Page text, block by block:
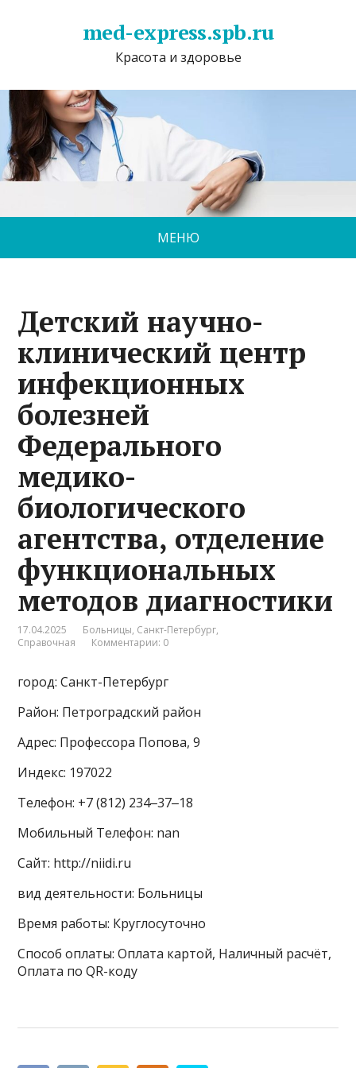
med-express.spb.ru
Красота и здоровье
МЕНЮ
Детский научно-
клинический центр
инфекционных
болезней
Федерального
медико-
биологического
агентства, отделение
функциональных
методов диагностики
17.04.2025 Больницы, Санкт-Петербург,
Справочная
Комментарии: 0
город: Санкт-Петербург
Район: Петроградский район
Адрес: Профессора Попова, 9
Индекс: 197022
Телефон: +7 (812) 234‒37‒18
Мобильный Телефон: nan
Сайт: http://niidi.ru
вид деятельности: Больницы
Время работы: Круглосуточно
Способ оплаты: Оплата картой, Наличный расчёт,
Оплата по QR-коду